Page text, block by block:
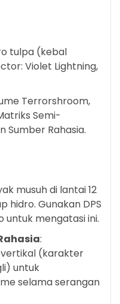
tulpa (kebal
Violet Lightning,
Terrorshroom,
Semi-
Sumber Rahasia.
musuh di lantai 12
hidro. Gunakan DPS
untuk mengatasi ini.
:
(karakter
untuk
selama serangan